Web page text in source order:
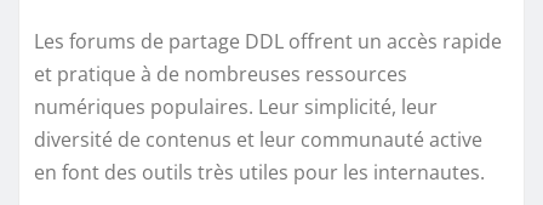
Les forums de partage DDL offrent un accès rapide
et pratique à de nombreuses ressources
numériques populaires. Leur simplicité, leur
diversité de contenus et leur communauté active
en font des outils très utiles pour les internautes.